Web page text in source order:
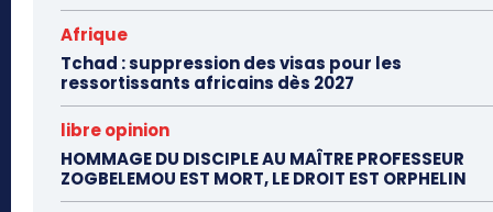
Afrique
Tchad : suppression des visas pour les
ressortissants africains dès 2027
libre opinion
HOMMAGE DU DISCIPLE AU MAÎTRE PROFESSEUR
ZOGBELEMOU EST MORT, LE DROIT EST ORPHELIN